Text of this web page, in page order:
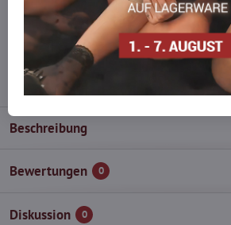
Zögern Sie nicht, uns zu kontaktieren, wir
wieder auf!
info​@everlady​.eu
Beschreibung
Bewertungen 0
Diskussion 0